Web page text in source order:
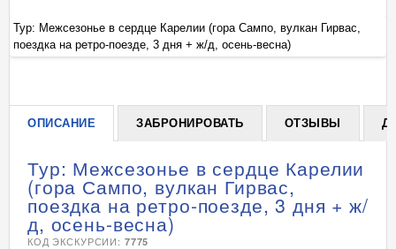
+
Тур: Межсезонье в сердце Карелии (гора Сампо, вулкан Гирвас,
поездка на ретро-поезде, 3 дня + ж/д, осень-весна)
ОПИСАНИЕ ЗАБРОНИРОВАТЬ ОТЗЫВЫ
Тур: Межсезонье в сердце Карелии
(гора Сампо, вулкан Гирвас,
поездка на ретро-поезде, 3 дня + ж/
д, осень-весна)
КОД ЭКСКУРСИИ: 7775